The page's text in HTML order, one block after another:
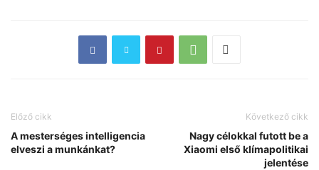
Előző cikk
A mesterséges intelligencia
elveszi a munkánkat?
Következő cikk
Nagy célokkal futott be a
Xiaomi első klímapolitikai
jelentése